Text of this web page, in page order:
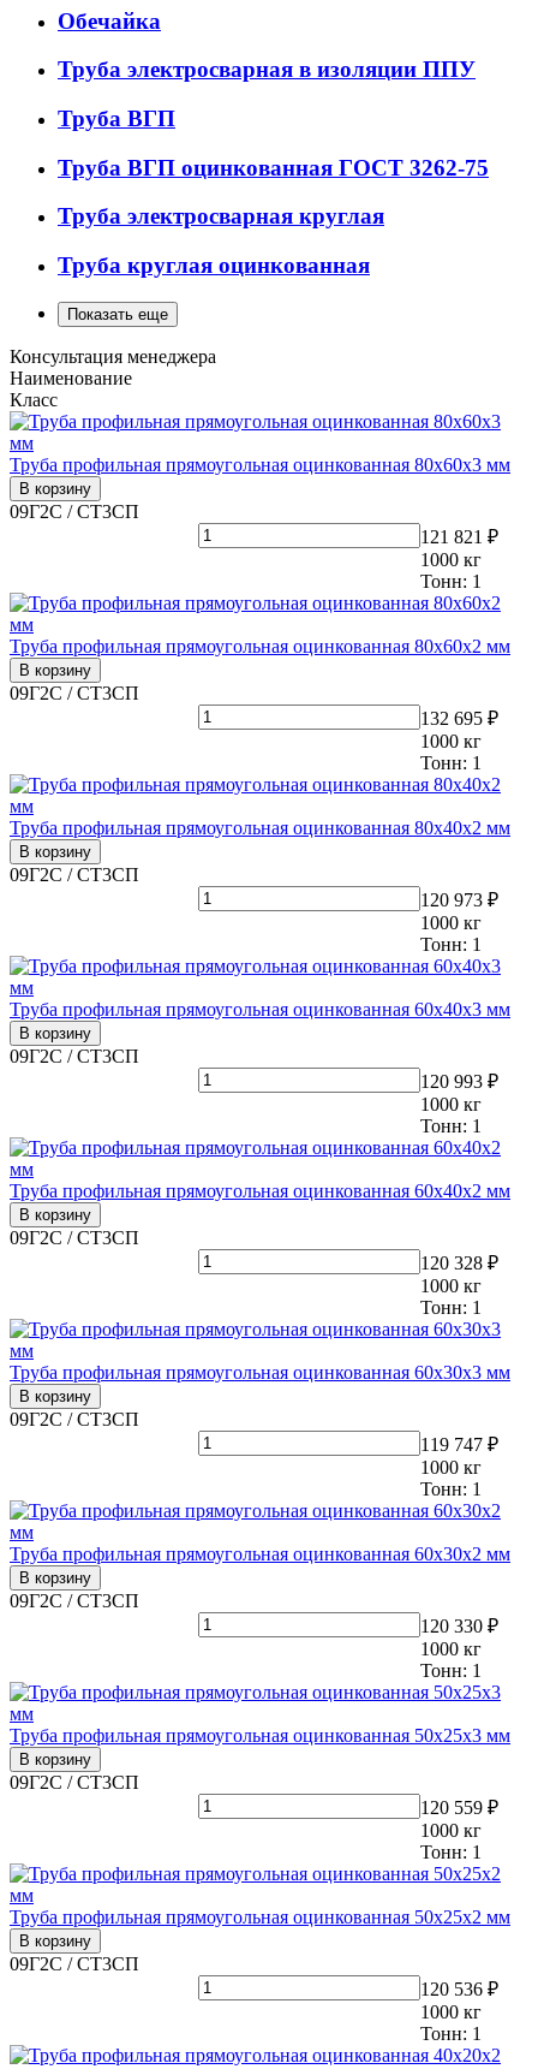
Обечайка
Труба электросварная в изоляции ППУ
Труба ВГП
Труба ВГП оцинкованная ГОСТ 3262-75
Труба электросварная круглая
Труба круглая оцинкованная
Показать еще
Консультация менеджера
Наименование
Класс
Труба профильная прямоугольная оцинкованная 80х60х3 мм
В корзину
09Г2С / СТ3СП
121 821 ₽
1000 кг
Тонн: 1
Труба профильная прямоугольная оцинкованная 80х60х2 мм
В корзину
09Г2С / СТ3СП
132 695 ₽
1000 кг
Тонн: 1
Труба профильная прямоугольная оцинкованная 80х40х2 мм
В корзину
09Г2С / СТ3СП
120 973 ₽
1000 кг
Тонн: 1
Труба профильная прямоугольная оцинкованная 60х40х3 мм
В корзину
09Г2С / СТ3СП
120 993 ₽
1000 кг
Тонн: 1
Труба профильная прямоугольная оцинкованная 60х40х2 мм
В корзину
09Г2С / СТ3СП
120 328 ₽
1000 кг
Тонн: 1
Труба профильная прямоугольная оцинкованная 60х30х3 мм
В корзину
09Г2С / СТ3СП
119 747 ₽
1000 кг
Тонн: 1
Труба профильная прямоугольная оцинкованная 60х30х2 мм
В корзину
09Г2С / СТ3СП
120 330 ₽
1000 кг
Тонн: 1
Труба профильная прямоугольная оцинкованная 50х25х3 мм
В корзину
09Г2С / СТ3СП
120 559 ₽
1000 кг
Тонн: 1
Труба профильная прямоугольная оцинкованная 50х25х2 мм
В корзину
09Г2С / СТ3СП
120 536 ₽
1000 кг
Тонн: 1